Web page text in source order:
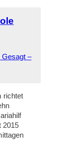
Gesagt –
richtet
2015